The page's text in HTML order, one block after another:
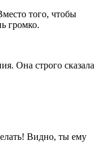
того, чтобы
громко.
Она строго сказала
Видно, ты ему